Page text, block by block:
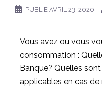
PUBLIÉ AVRIL 23, 2020
Vous avez ou vous
consommation :
Banque? Quelles
applicables en cas